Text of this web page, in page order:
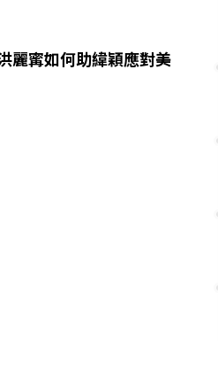
麗寗如何助緯穎應對美